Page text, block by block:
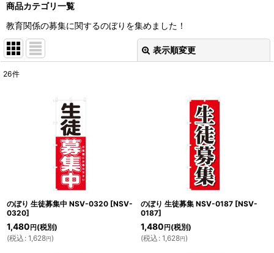
商品カテゴリ一覧
教育関係の募集に関するのぼりを集めました！
表示順変更
26件
のぼり 生徒募集中 NSV-0320 [NSV-
0320]
1,480 円 (税別)
(税込 : 1,628円)
のぼり 生徒募集 NSV-0187 [NSV-
0187]
1,480 円 (税別)
(税込 : 1,628円)